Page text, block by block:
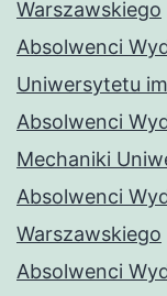
Warszawskiego
Absolwenci
Uniwersytetu
Absolwenci
Mechaniki
Absolwenci
Warszawskiego
Absolwenci